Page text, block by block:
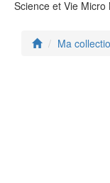
Science et Vie Micro
Ma